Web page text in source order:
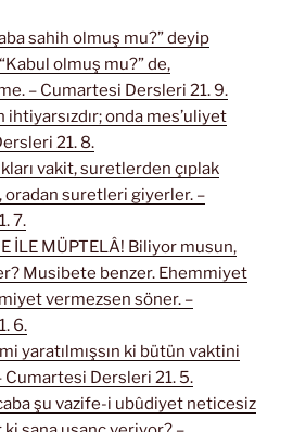
sahih olmuş mu?” deyip
olmuş mu?” de,
– Cumartesi Dersleri 21. 9.
onda mes’uliyet
21. 8.
vakit, suretlerden çıplak
oradan suretleri giyerler. –
7.
İLE MÜPTELÂ! Biliyor musun,
Musibete benzer. Ehemmiyet
vermezsen söner. –
6.
yaratılmışsın ki bütün vaktini
Dersleri 21. 5.
şu vazife-i ubûdiyet neticesiz